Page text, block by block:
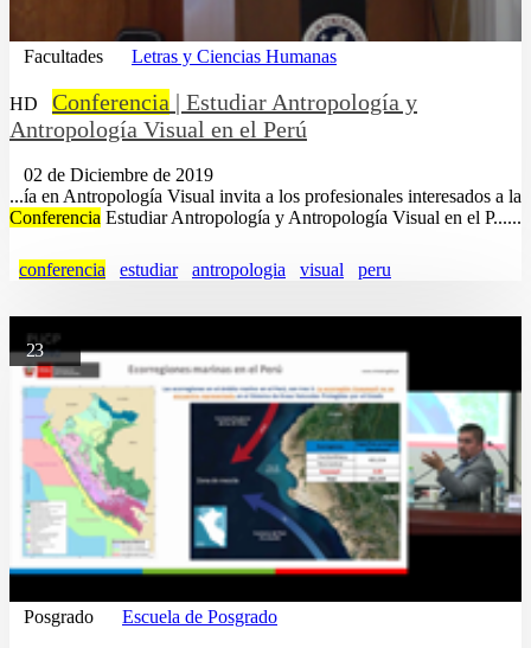
Facultades Letras y Ciencias Humanas
HD Conferencia | Estudiar Antropología y
Antropología Visual en el Perú
02 de Diciembre de 2019
...ía en Antropología Visual invita a los profesionales interesados a la
Conferencia Estudiar Antropología y Antropología Visual en el P......
conferencia estudiar antropologia visual peru
23
Posgrado Escuela de Posgrado